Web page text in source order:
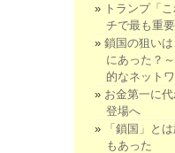
トランプ「
チで最も重要
鎖国の狙い
にあった？
的なネット
お金第一に
登場へ
「鎖国」と
もあった